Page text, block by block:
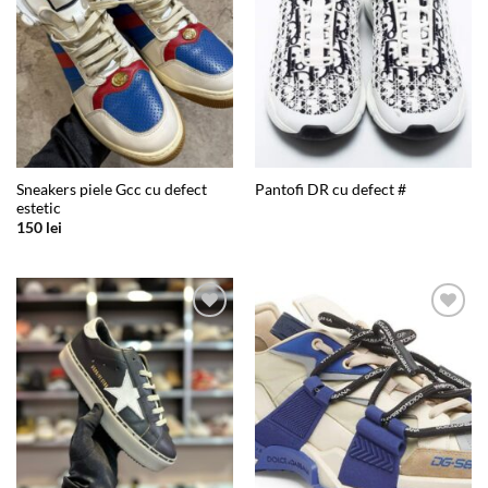
Sneakers piele Gcc cu defect
estetic
150 lei
Pantofi DR cu defect #
Add to
wishlist